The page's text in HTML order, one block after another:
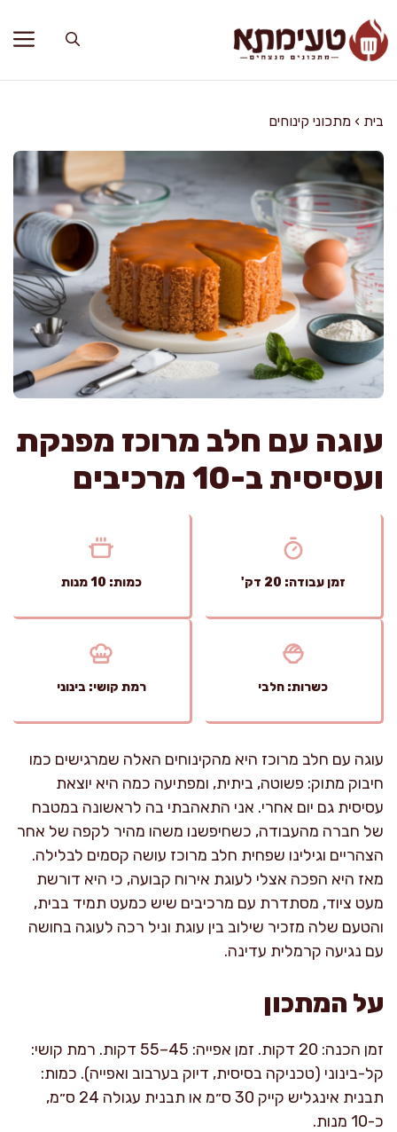
לתוכן
בית › מתכוני קינוחים
עוגה עם חלב מרוכז מפנקת
ועסיסית ב-10 מרכיבים
זמן עבודה: 20 דק' כמות: 10 מנות
כשרות: חלבי רמת קושי: בינוני
עוגה עם חלב מרוכז היא מהקינוחים האלה שמרגישים כמו
חיבוק מתוק: פשוטה, ביתית, ומפתיעה כמה היא יוצאת
עסיסית גם יום אחרי. אני התאהבתי בה לראשונה במטבח
של חברה מהעבודה, כשחיפשנו משהו מהיר לקפה של אחר
הצהריים וגילינו שפחית חלב מרוכז עושה קסמים לבלילה.
מאז היא הפכה אצלי לעוגת אירוח קבועה, כי היא דורשת
מעט ציוד, מסתדרת עם מרכיבים שיש כמעט תמיד בבית,
והטעם שלה מזכיר שילוב בין עוגת וניל רכה לעוגה בחושה
עם נגיעה קרמלית עדינה.
על המתכון
זמן הכנה: 20 דקות. זמן אפייה: 45–55 דקות. רמת קושי:
קל-בינוני (טכניקה בסיסית, דיוק בערבוב ואפייה). כמות:
תבנית אינגליש קייק 30 ס״מ או תבנית עגולה 24 ס״מ,
כ-10 מנות.